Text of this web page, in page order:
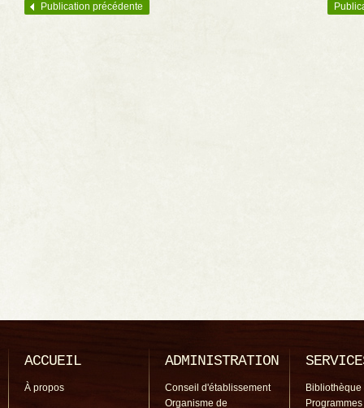
Navigation des articles
Publication précédente
ACCUEIL
À propos
ADMINISTRATION
Conseil d'établissement
Organisme de
Bibliothèque
Programmes